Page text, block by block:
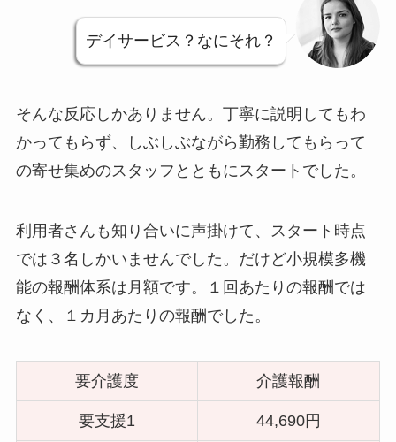
デイサービス？なにそれ？
そんな反応しかありません。丁寧に説明してもわ
かってもらず、しぶしぶながら勤務してもらって
の寄せ集めのスタッフとともにスタートでした。
利用者さんも知り合いに声掛けて、スタート時点
では３名しかいませんでした。だけど小規模多機
能の報酬体系は月額です。１回あたりの報酬では
なく、１カ月あたりの報酬でした。
要介護度 介護報酬
要支援1 44,690円